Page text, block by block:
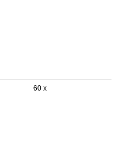
60 x